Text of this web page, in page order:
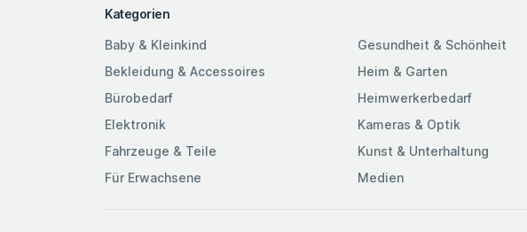
Kategorien
Baby & Kleinkind
Bekleidung & Accessoires
Bürobedarf
Elektronik
Fahrzeuge & Teile
Für Erwachsene
Gesundheit & Schönheit
Heim & Garten
Heimwerkerbedarf
Kameras & Optik
Kunst & Unterhaltung
Medien